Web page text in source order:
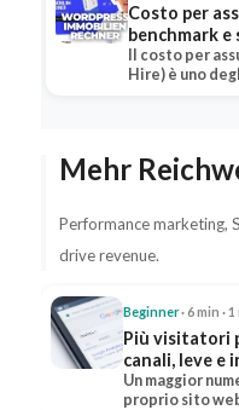
Costo per
benchmark
riduzione
Il costo per
Hire) è uno
Mehr
Performance marketing,
drive revenue.
Beginner· 6 min ·
Più visitatori
canali, leve e
Un maggior
proprio sito